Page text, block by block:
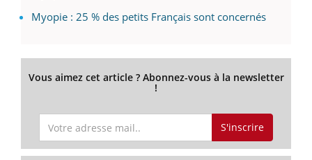
Myopie : 25 % des petits Français sont concernés
Vous aimez cet article ? Abonnez-vous à la newsletter
!
S'inscrire